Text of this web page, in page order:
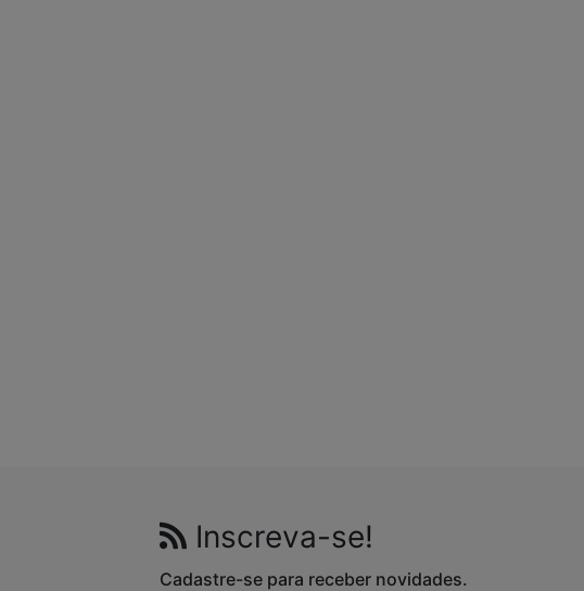
Inscreva-se!
Cadastre-se para receber novidades.